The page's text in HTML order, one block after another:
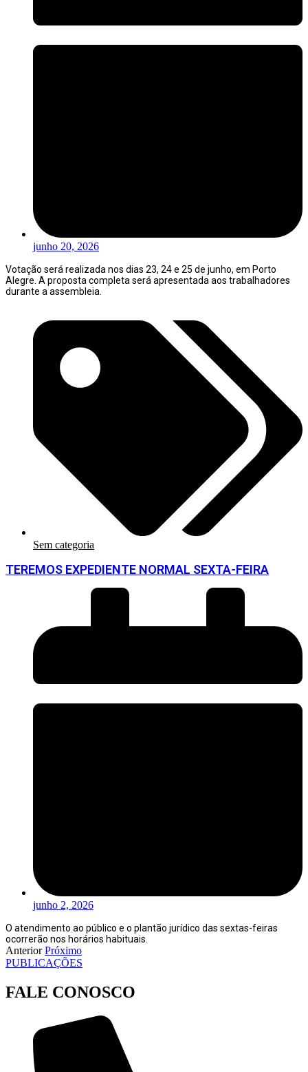
junho 20, 2026
Votação será realizada nos dias 23, 24 e 25 de junho, em Porto
Alegre. A proposta completa será apresentada aos trabalhadores
durante a assembleia.
Sem categoria
TEREMOS EXPEDIENTE NORMAL SEXTA-FEIRA
junho 2, 2026
O atendimento ao público e o plantão jurídico das sextas-feiras
ocorrerão nos horários habituais.
Anterior Próximo
PUBLICAÇÕES
FALE CONOSCO